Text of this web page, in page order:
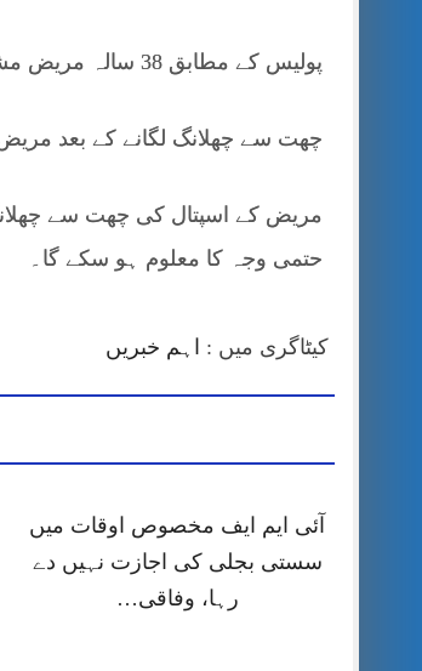
پولیس کے مطابق 38 سالہ مریض مشتاق احمد نے چھت سے چھلانگ لگائی۔
چھت سے چھلانگ لگانے کے بعد
مریض کے اسپتال کی چھت سے
حتمی وجہ کا معلوم ہو سکے گا۔
کیٹاگری میں : اہم خبریں
آئی ایم ایف مخصوص اوقات میں
سستی بجلی کی اجازت نہیں دے
رہا، وفاقی…